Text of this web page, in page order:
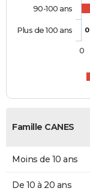
0
90-100 ans
Plus de 100 ans
0
Famille CANES
Moins de 10 ans
De 10 à 20 ans